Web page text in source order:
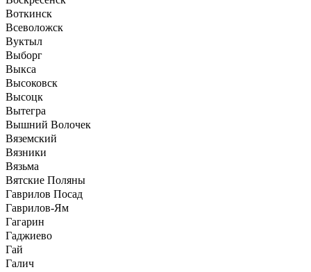
Воткинск
Всеволожск
Вуктыл
Выборг
Выкса
Высоковск
Высоцк
Вытегра
Вышний Волочек
Вяземский
Вязники
Вязьма
Вятские Поляны
Гаврилов Посад
Гаврилов-Ям
Гагарин
Гаджиево
Гай
Галич